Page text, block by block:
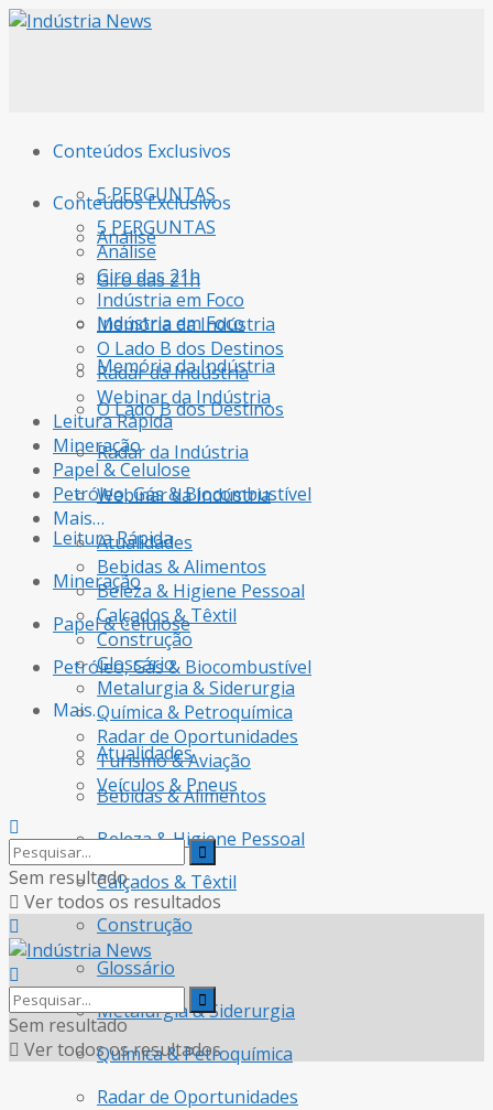
Conteúdos Exclusivos
5 PERGUNTAS
Análise
Giro das 21h
Indústria em Foco
Memória da Indústria
O Lado B dos Destinos
Radar da Indústria
Webinar da Indústria
Leitura Rápida
Mineração
Papel & Celulose
Petróleo, Gás & Biocombustível
Mais…
Atualidades
Bebidas & Alimentos
Beleza & Higiene Pessoal
Calçados & Têxtil
Construção
Glossário
Metalurgia & Siderurgia
Química & Petroquímica
Radar de Oportunidades
Conteúdos Exclusivos
5 PERGUNTAS
Análise
Giro das 21h
Indústria em Foco
Memória da Indústria
O Lado B dos Destinos
Radar da Indústria
Webinar da Indústria
Leitura Rápida
Mineração
Papel & Celulose
Petróleo, Gás & Biocombustível
Mais…
Atualidades
Bebidas & Alimentos
Beleza & Higiene Pessoal
Calçados & Têxtil
Construção
Glossário
Metalurgia & Siderurgia
Química & Petroquímica
Radar de Oportunidades
Turismo & Aviação
Veículos & Pneus
Sem resultado
Ver todos os resultados
Sem resultado
Ver todos os resultados